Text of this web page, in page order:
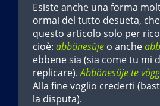
Esiste anche una forma
ormai del tutto desueta,
questo articolo solo per
cioè: abbönesüje o anche
ebbene sia (sia come tu mi
replicare).Abbönesüje te
Alla fine voglio crederti
la disputa).